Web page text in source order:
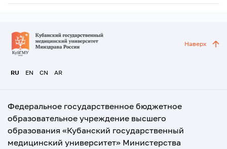
RU EN CN AR
Наверх
Федеральное государственное бюджетное
образовательное учреждение высшего
образования «Кубанский государственный
медицинский университет» Министерства